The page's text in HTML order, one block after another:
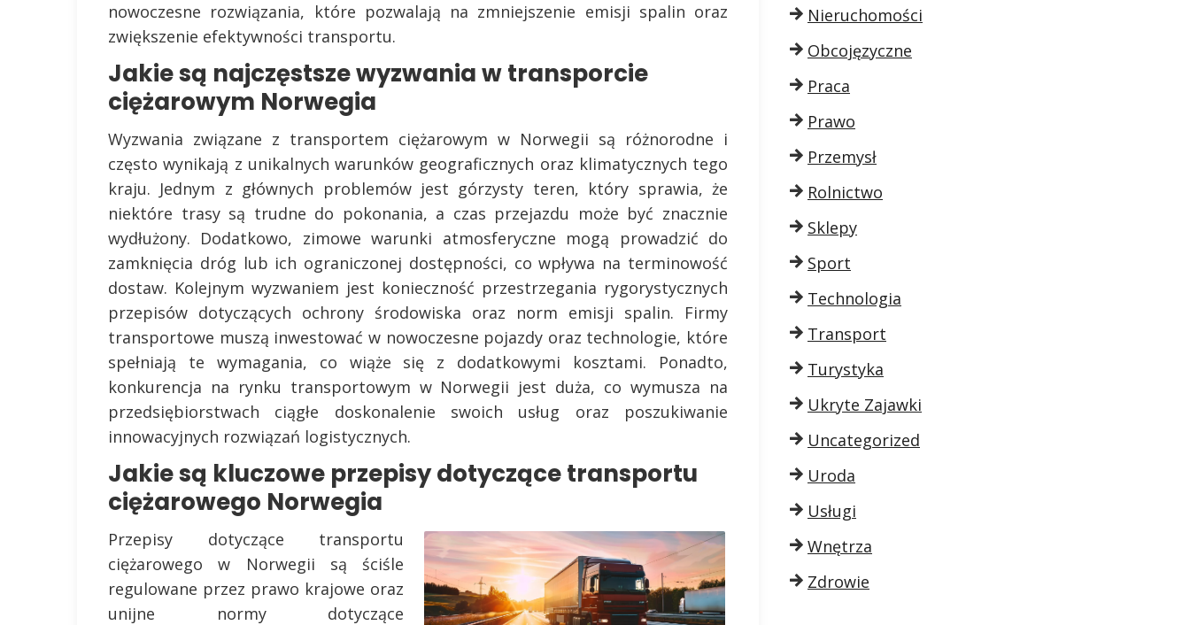
nowoczesne rozwiązania, które pozwalają na zmniejszenie emisji spalin oraz
zwiększenie efektywności transportu.
Jakie są najczęstsze wyzwania w transporcie
ciężarowym Norwegia
Wyzwania związane z transportem ciężarowym w Norwegii są różnorodne i
często wynikają z unikalnych warunków geograficznych oraz klimatycznych tego
kraju. Jednym z głównych problemów jest górzysty teren, który sprawia, że
niektóre trasy są trudne do pokonania, a czas przejazdu może być znacznie
wydłużony. Dodatkowo, zimowe warunki atmosferyczne mogą prowadzić do
zamknięcia dróg lub ich ograniczonej dostępności, co wpływa na terminowość
dostaw. Kolejnym wyzwaniem jest konieczność przestrzegania rygorystycznych
przepisów dotyczących ochrony środowiska oraz norm emisji spalin. Firmy
transportowe muszą inwestować w nowoczesne pojazdy oraz technologie, które
spełniają te wymagania, co wiąże się z dodatkowymi kosztami. Ponadto,
konkurencja na rynku transportowym w Norwegii jest duża, co wymusza na
przedsiębiorstwach ciągłe doskonalenie swoich usług oraz poszukiwanie
innowacyjnych rozwiązań logistycznych.
Jakie są kluczowe przepisy dotyczące transportu
ciężarowego Norwegia
Przepisy dotyczące transportu
ciężarowego w Norwegii są ściśle
regulowane przez prawo krajowe oraz
unijne normy dotyczące
Nieruchomości
Obcojęzyczne
Praca
Prawo
Przemysł
Rolnictwo
Sklepy
Sport
Technologia
Transport
Turystyka
Ukryte Zajawki
Uncategorized
Uroda
Usługi
Wnętrza
Zdrowie